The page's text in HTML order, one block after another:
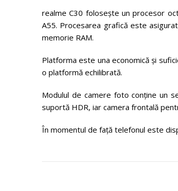
realme C30 folosește un procesor
A55. Procesarea grafică este
memorie RAM.
Platforma este una economică și
o platformă echilibrată.
Modulul de camere foto conține un
suportă HDR, iar camera frontală
În momentul de faţă telefonul este